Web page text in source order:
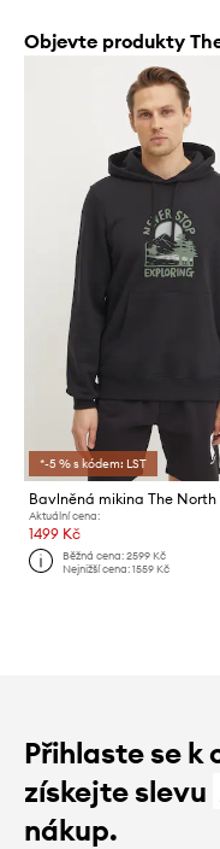
Objevte produkty
*-5 % s kódem: LST
Aktuální cena:
1499 Kč
Běžná cena:2599 Kč
Nejnižší cena:1559 Kč
Přihlaste se k
získejte slevu
nákup.